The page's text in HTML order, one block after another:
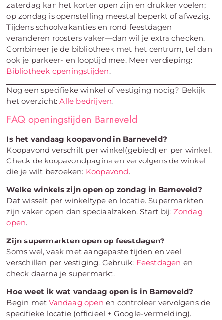
zaterdag kan het korter open zijn en drukker voelen;
op zondag is openstelling meestal beperkt of afwezig.
Tijdens schoolvakanties en rond feestdagen
veranderen roosters vaker—dan wil je extra checken.
Combineer je de bibliotheek met het centrum, tel dan
ook je parkeer- en looptijd mee. Meer verdieping:
Bibliotheek openingstijden.
Nog een specifieke winkel of vestiging nodig? Bekijk
het overzicht:Alle bedrijven.
FAQ openingstijden Barneveld
Is het vandaag koopavond in Barneveld?
Koopavond verschilt per winkel(gebied) en per winkel.
Check de koopavondpagina en vervolgens de winkel
die je wilt bezoeken: Koopavond.
Welke winkels zijn open op zondag in Barneveld?
Dat wisselt per winkeltype en locatie. Supermarkten
zijn vaker open dan speciaalzaken. Start bij: Zondag
open.
Zijn supermarkten open op feestdagen?
Soms wel, vaak met aangepaste tijden en veel
verschillen per vestiging. Gebruik: Feestdagen en
check daarna je supermarkt.
Hoe weet ik wat vandaag open is in Barneveld?
Begin metVandaag open en controleer vervolgens de
specifieke locatie (officieel + Google-vermelding).